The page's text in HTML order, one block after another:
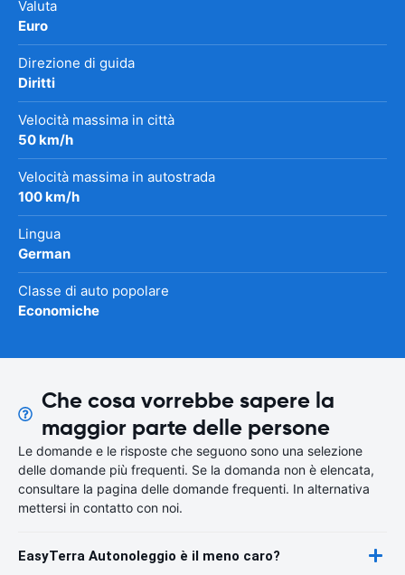
Valuta
Euro
Direzione di guida
Diritti
Velocità massima in città
50 km/h
Velocità massima in autostrada
100 km/h
Lingua
German
Classe di auto popolare
Economiche
Che cosa vorrebbe sapere la
maggior parte delle persone
Le domande e le risposte che seguono sono una selezione
delle domande più frequenti. Se la domanda non è elencata,
consultare la pagina delle domande frequenti. In alternativa
mettersi in contatto con noi.
EasyTerra Autonoleggio è il meno caro?